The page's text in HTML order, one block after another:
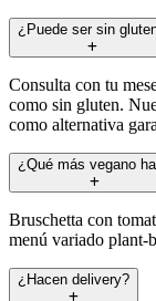
¿Puede ser sin
Consulta con tu
como sin gluten.
como alternativa
¿Qué más vegano
Bruschetta con
menú variado plant-
¿Hacen delivery?